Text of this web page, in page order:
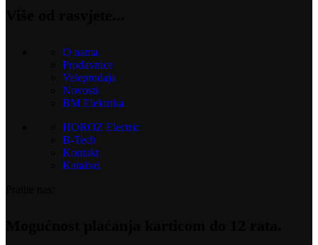
O nama
Prodavnice
Veleprodaja
Novosti
BM Elektrika
HOROZ Electric
B-Tech
Kontakt
Katalozi